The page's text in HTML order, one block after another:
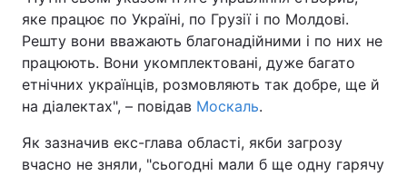
яке працює по Україні, по Грузії і по Молдові.
Решту вони вважають благонадійними і по них не
працюють. Вони укомплектовані, дуже багато
етнічних українців, розмовляють так добре, ще й
на діалектах", – повідав Москаль.
Як зазначив екс-глава області, якби загрозу
вчасно не зняли, "сьогодні мали б ще одну гарячу